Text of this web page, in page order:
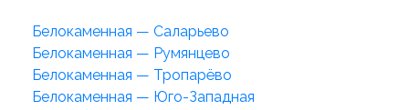
Белокаменная — Саларьево
Белокаменная — Румянцево
Белокаменная — Тропарёво
Белокаменная — Юго-Западная